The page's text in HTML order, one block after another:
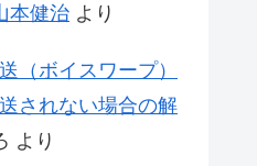
本健治 より
（ボイスワープ）
されない場合の解
より